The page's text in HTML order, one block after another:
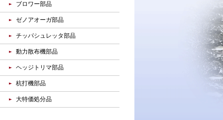
ブロワー部品
ゼノアオーガ部品
チッパシュレッタ部品
動力散布機部品
ヘッジトリマ部品
杭打機部品
大特価処分品